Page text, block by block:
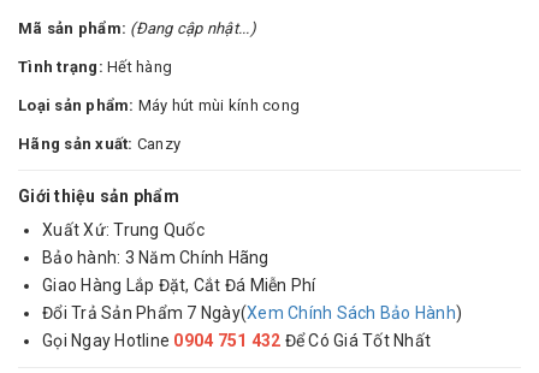
Mã sản phẩm: (Đang cập nhật...)
Tình trạng: Hết hàng
Loại sản phẩm: Máy hút mùi kính cong
Hãng sản xuất: Canzy
Giới thiệu sản phẩm
Xuất Xứ: Trung Quốc
Bảo hành: 3 Năm Chính Hãng
Giao Hàng Lắp Đặt, Cắt Đá Miễn Phí
Đổi Trả Sản Phẩm 7 Ngày(Xem Chính Sách Bảo Hành)
Gọi Ngay Hotline 0904 751 432 Để Có Giá Tốt Nhất